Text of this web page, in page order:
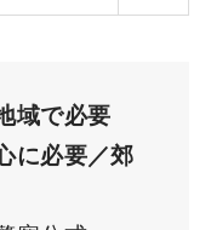
域で必要
に必要／郊